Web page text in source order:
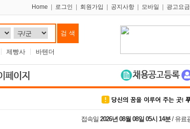
Home 로그인 회원가입 공지사항 모바일 광고요
제빵사 바텐더
접속일 2026년 08월 08일 05시 14분/ 유료